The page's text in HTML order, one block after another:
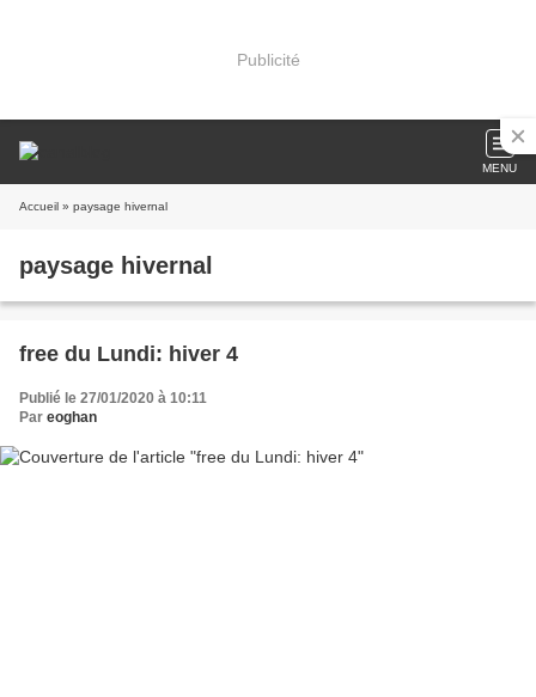
Publicité
MENU
Accueil » paysage hivernal
paysage hivernal
free du Lundi: hiver 4
Publié le 27/01/2020 à 10:11
Par eoghan